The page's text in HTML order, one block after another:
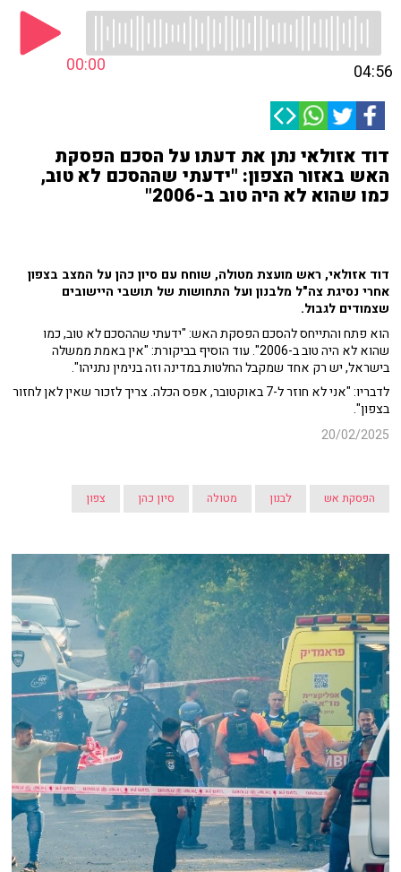
00:00 04:56
דוד אזולאי נתן את דעתו על הסכם הפסקת
האש באזור הצפון: "ידעתי שההסכם לא טוב,
כמו שהוא לא היה טוב ב-2006"
דוד אזולאי, ראש מועצת מטולה, שוחח עם סיון כהן על המצב בצפון
אחרי נסיגת צה"ל מלבנון ועל התחושות של תושבי היישובים
שצמודים לגבול.
הוא פתח והתייחס להסכם הפסקת האש: "ידעתי שההסכם לא טוב, כמו
שהוא לא היה טוב ב-2006". עוד הוסיף בביקורת: "אין באמת ממשלה
בישראל, יש רק אחד שמקבל החלטות במדינה וזה בנימין נתניהו".
לדבריו: "אני לא חוזר ל-7 באוקטובר, אפס הכלה. צריך לזכור שאין לאן לחזור
בצפון".
20/02/2025
הפסקת אש לבנון מטולה סיון כהן צפון